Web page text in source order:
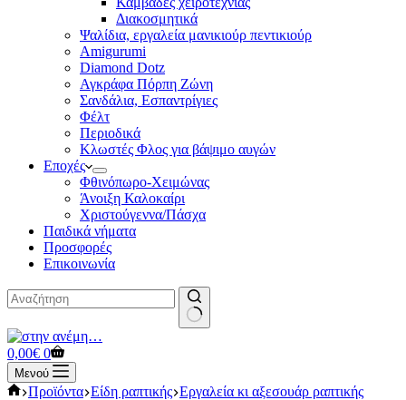
Διακοσμητικά
Ψαλίδια, εργαλεία μανικιούρ πεντικιούρ
Amigurumi
Diamond Dotz
Αγκράφα Πόρπη Ζώνη
Σανδάλια, Εσπαντρίγιες
Φέλτ
Περιοδικά
Κλωστές Φλος για βάψιμο αυγών
Εποχές
Φθινόπωρο-Χειμώνας
Άνοιξη Καλοκαίρι
Χριστούγεννα/Πάσχα
Παιδικά νήματα
Προσφορές
Επικοινωνία
No
results
Καλάθι
Αγορών
0,00€ 0
Μενού
Αρχική
Προϊόντα Είδη ραπτικής Εργαλεία κι αξεσουάρ ραπτικής